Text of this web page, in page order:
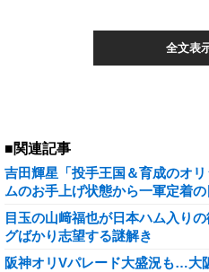
全文表
■関連記事
吉田輝星「投手王国＆育成のオ
ムのお手上げ状態から一軍定着の
目玉の山﨑福也が日本ハム入り
グばかり志望する謎解き
阪神オリVパレード大盛況も…大